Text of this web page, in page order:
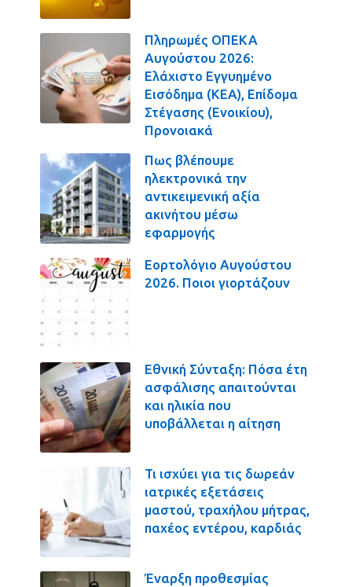
Πληρωμές ΟΠΕΚΑ
Αυγούστου 2026:
Ελάχιστο Εγγυημένο
Εισόδημα (ΚΕΑ), Επίδομα
Στέγασης (Ενοικίου),
Προνοιακά
Πως βλέπουμε
ηλεκτρονικά την
αντικειμενική αξία
ακινήτου μέσω
εφαρμογής
Εορτολόγιο Αυγούστου
2026. Ποιοι γιορτάζουν
Εθνική Σύνταξη: Πόσα έτη
ασφάλισης απαιτούνται
και ηλικία που
υποβάλλεται η αίτηση
Τι ισχύει για τις δωρεάν
ιατρικές εξετάσεις
μαστού, τραχήλου μήτρας,
παχέος εντέρου, καρδιάς
Έναρξη προθεσμίας